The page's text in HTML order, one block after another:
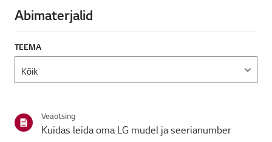
Abimaterjalid
TEEMA
Veaotsing
Kuidas leida oma LG mudel ja seerianumber